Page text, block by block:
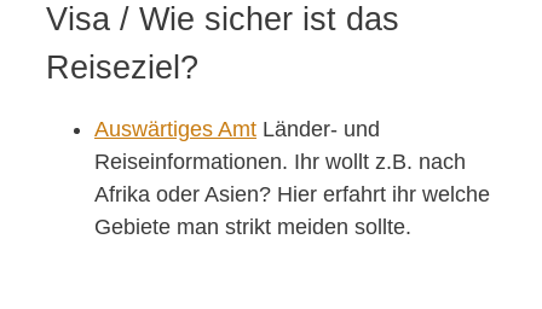
Visa / Wie sicher ist das
Reiseziel?
Auswärtiges Amt Länder- und
Reiseinformationen. Ihr wollt z.B. nach
Afrika oder Asien? Hier erfahrt ihr welche
Gebiete man strikt meiden sollte.